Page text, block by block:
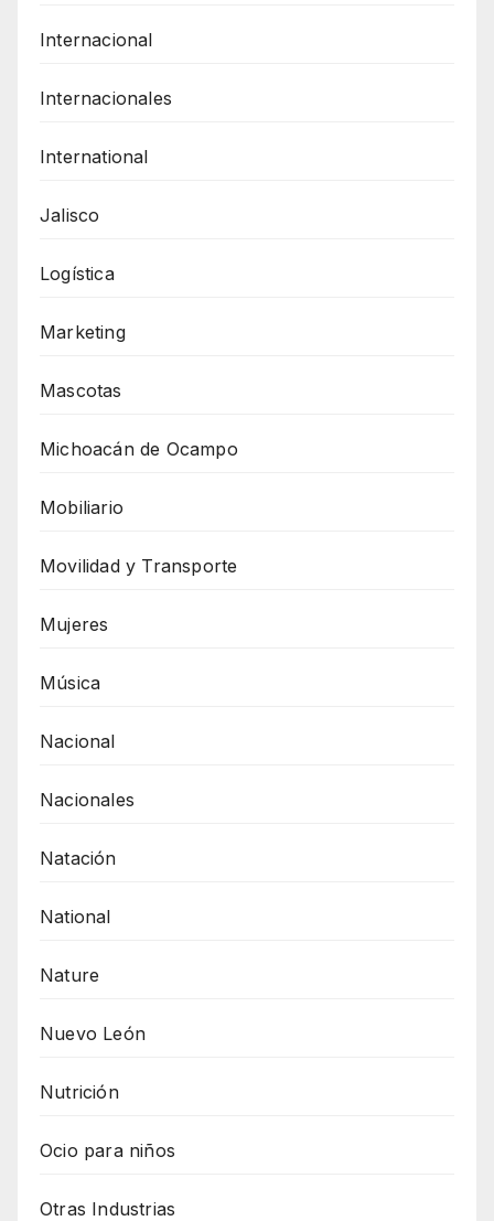
Internacional
Internacionales
International
Jalisco
Logística
Marketing
Mascotas
Michoacán de Ocampo
Mobiliario
Movilidad y Transporte
Mujeres
Música
Nacional
Nacionales
Natación
National
Nature
Nuevo León
Nutrición
Ocio para niños
Otras Industrias